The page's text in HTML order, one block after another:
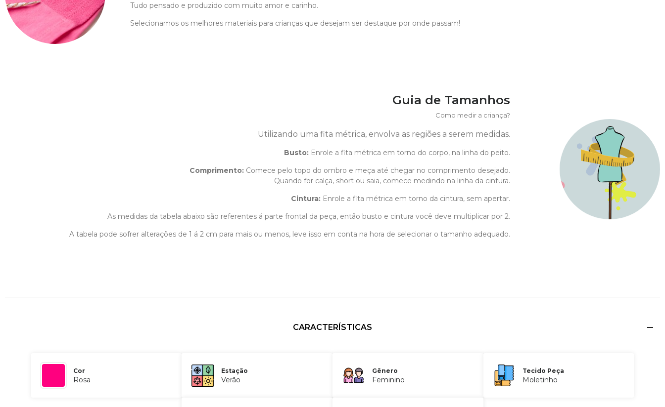
Tudo pensado e produzido com muito amor e carinho.
Selecionamos os melhores materiais para crianças que desejam ser destaque por onde passam!
Guia de Tamanhos
Como medir a criança?
Utilizando uma fita métrica, envolva as regiões a serem medidas.
Busto: Enrole a fita métrica em torno do corpo, na linha do peito.
Comprimento: Comece pelo topo do ombro e meça até chegar no comprimento desejado.
Quando for calça, short ou saia, comece medindo na linha da cintura.
Cintura: Enrole a fita métrica em torno da cintura, sem apertar.
As medidas da tabela abaixo são referentes á parte frontal da peça, então busto e cintura você deve multiplicar por 2.
A tabela pode sofrer alterações de 1 á 2 cm para mais ou menos, leve isso em conta na hora de selecionar o tamanho adequado.
CARACTERÍSTICAS
Cor
Rosa
Estação
Verão
Gênero
Feminino
Tecido Peça
Moletinho